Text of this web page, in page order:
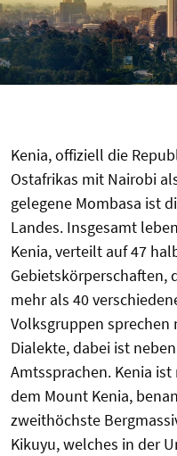
Kenia, offiziell die
Ostafrikas mit Nairobi
gelegene Mombasa ist
Landes. Insgesamt
Kenia, verteilt auf 47
Gebietskörperschaften,
mehr als 40
Volksgruppen sprechen
Dialekte, dabei ist
Amtssprachen. Kenia
dem Mount Kenia,
zweithöchste
Kikuyu, welches in der